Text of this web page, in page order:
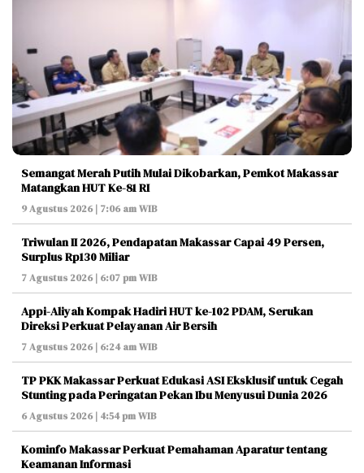
Semangat Merah Putih Mulai Dikobarkan, Pemkot Makassar
Matangkan HUT Ke-81 RI
9 Agustus 2026 | 7:06 am WIB
Triwulan II 2026, Pendapatan Makassar Capai 49 Persen,
Surplus Rp130 Miliar
7 Agustus 2026 | 6:07 pm WIB
Appi-Aliyah Kompak Hadiri HUT ke-102 PDAM, Serukan
Direksi Perkuat Pelayanan Air Bersih
7 Agustus 2026 | 6:24 am WIB
TP PKK Makassar Perkuat Edukasi ASI Eksklusif untuk Cegah
Stunting pada Peringatan Pekan Ibu Menyusui Dunia 2026
6 Agustus 2026 | 4:54 pm WIB
Kominfo Makassar Perkuat Pemahaman Aparatur tentang
Keamanan Informasi